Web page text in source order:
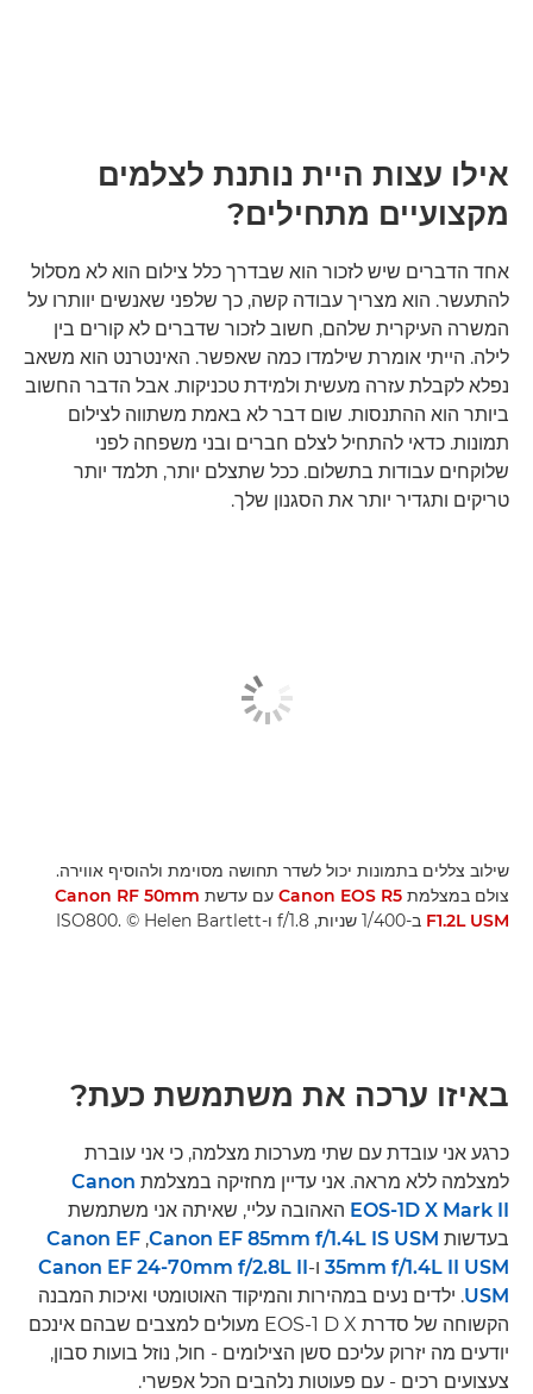
אילו עצות היית נותנת לצלמים
מקצועיים מתחילים?
אחד הדברים שיש לזכור הוא שבדרך כלל צילום הוא לא מסלול
להתעשר. הוא מצריך עבודה קשה, כך שלפני שאנשים יוותרו על
המשרה העיקרית שלהם, חשוב לזכור שדברים לא קורים בין
לילה. הייתי אומרת שילמדו כמה שאפשר. האינטרנט הוא משאב
נפלא לקבלת עזרה מעשית ולמידת טכניקות. אבל הדבר החשוב
ביותר הוא ההתנסות. שום דבר לא באמת משתווה לצילום
תמונות. כדאי להתחיל לצלם חברים ובני משפחה לפני
שלוקחים עבודות בתשלום. ככל שתצלם יותר, תלמד יותר
טריקים ותגדיר יותר את הסגנון שלך.
שילוב צללים בתמונות יכול לשדר תחושה מסוימת ולהוסיף אווירה.
צולם במצלמת Canon EOS R5 עם עדשת Canon RF 50mm
F1.2L USM ב-1/400 שניות, f/1.8 ו-ISO800. ‎© Helen Bartlett
באיזו ערכה את משתמשת כעת?
כרגע אני עובדת עם שתי מערכות מצלמה, כי אני עוברת
למצלמה ללא מראה. אני עדיין מחזיקה במצלמת Canon
EOS-1D X Mark II האהובה עליי, שאיתה אני משתמשת
בעדשות Canon EF 85mm f/1.4L IS USM
, ‏
Canon EF
35mm f/1.4L II USM ו-Canon EF 24-70mm f/2.8L II
USM. ילדים נעים במהירות והמיקוד האוטומטי ואיכות המבנה
הקשוחה של סדרת EOS-1 D X מעולים למצבים שבהם אינכם
יודעים מה יזרוק עליכם סשן הצילומים - חול, נוזל בועות סבון,
צעצועים רכים - עם פעוטות נלהבים הכל אפשרי.